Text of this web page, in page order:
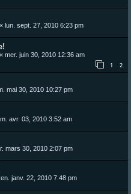
« lun. sept. 27, 2010 6:23 pm
« mer. juin 30, 2010 12:36 am
1 2
mai 30, 2010 10:27 pm
avr. 03, 2010 3:52 am
mars 30, 2010 2:07 pm
janv. 22, 2010 7:48 pm